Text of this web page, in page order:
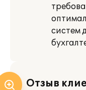
систем
Отзыв